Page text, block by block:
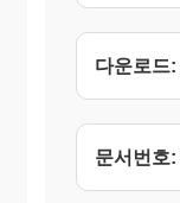
다운로드:
문서번호: